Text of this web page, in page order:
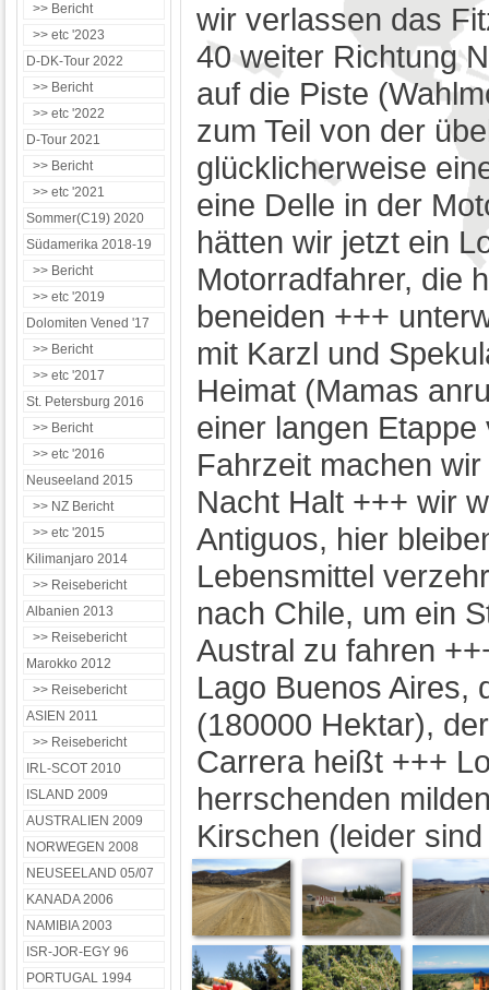
>> Bericht
>> etc '2023
D-DK-Tour 2022
>> Bericht
>> etc '2022
D-Tour 2021
>> Bericht
>> etc '2021
Sommer(C19) 2020
Südamerika 2018-19
>> Bericht
>> etc '2019
Dolomiten Vened '17
>> Bericht
>> etc '2017
St. Petersburg 2016
>> Bericht
>> etc '2016
Neuseeland 2015
>> NZ Bericht
>> etc '2015
Kilimanjaro 2014
>> Reisebericht
Albanien 2013
>> Reisebericht
Marokko 2012
>> Reisebericht
ASIEN 2011
>> Reisebericht
IRL-SCOT 2010
ISLAND 2009
AUSTRALIEN 2009
NORWEGEN 2008
NEUSEELAND 05/07
KANADA 2006
NAMIBIA 2003
ISR-JOR-EGY 96
PORTUGAL 1994
wir verlassen das
40 weiter Richtung
auf die Piste
zum Teil von der
glücklicherweise
eine Delle in der
hätten wir jetzt ein
Motorradfahrer, die
beneiden +++
mit Karzl und
Heimat (Mamas
einer langen
Fahrzeit machen
Nacht Halt +++ wir
Antiguos, hier
Lebensmittel
nach Chile, um ein
Austral zu fahren
Lago Buenos Aires,
(180000 Hektar),
Carrera heißt +++
herrschenden
Kirschen (leider